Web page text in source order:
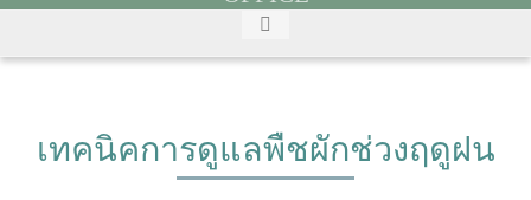
เทคนิคการดูแลพืชผักช่วงฤดูฝน